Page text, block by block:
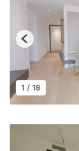
1 / 18
Previous